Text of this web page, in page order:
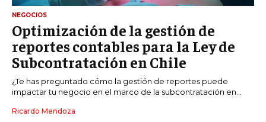
NEGOCIOS
Optimización de la gestión de
reportes contables para la Ley de
Subcontratación en Chile
¿Te has preguntado cómo la gestión de reportes puede
impactar tu negocio en el marco de la subcontratación en...
Ricardo Mendoza